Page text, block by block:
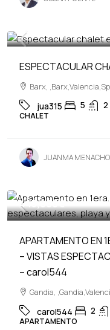
259,990€
ESPECTACULAR
Barx,
jua315 5 2
CHALET
JUANMA MENACHO
445,000€
APARTAMENTO EN
– VISTAS
– carol544
Gandia,
carol544 2
APARTAMENTO